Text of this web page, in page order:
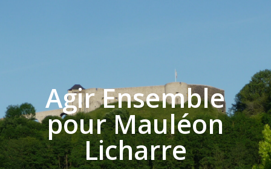
Agir Ensemble
pour Mauléon
Licharre